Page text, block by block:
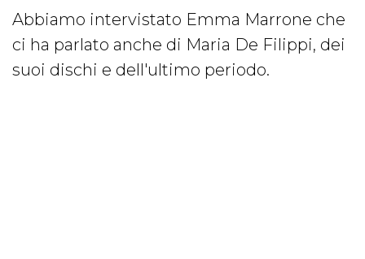
Abbiamo intervistato Emma Marrone che
ci ha parlato anche di Maria De Filippi, dei
suoi dischi e dell'ultimo periodo.